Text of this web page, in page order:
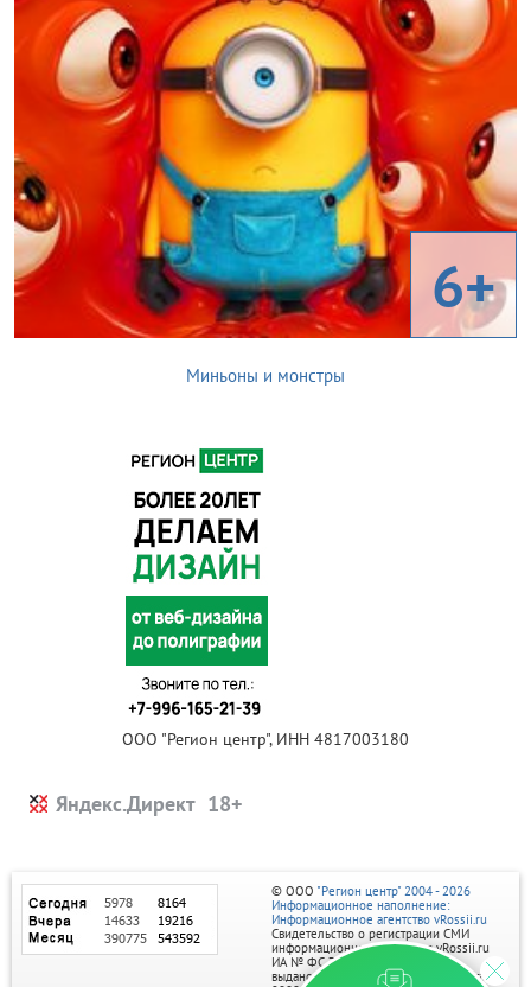
6+
Миньоны и монстры
ООО "Регион центр", ИНН 4817003180
Яндекс.Директ
© ООО "Регион центр" 2004 - 2026
Информационное наполнение:
Информационное агентство vRossii.ru
Свидетельство о регистрации СМИ
информационного агентства vRossii.ru
ИА № ФС 77‑35502
выдано РОСКОМНАДЗОРом 04 марта